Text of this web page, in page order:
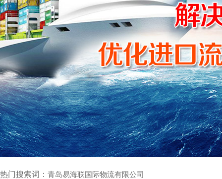
热门搜索词： 青岛易海联国际物流有限公司